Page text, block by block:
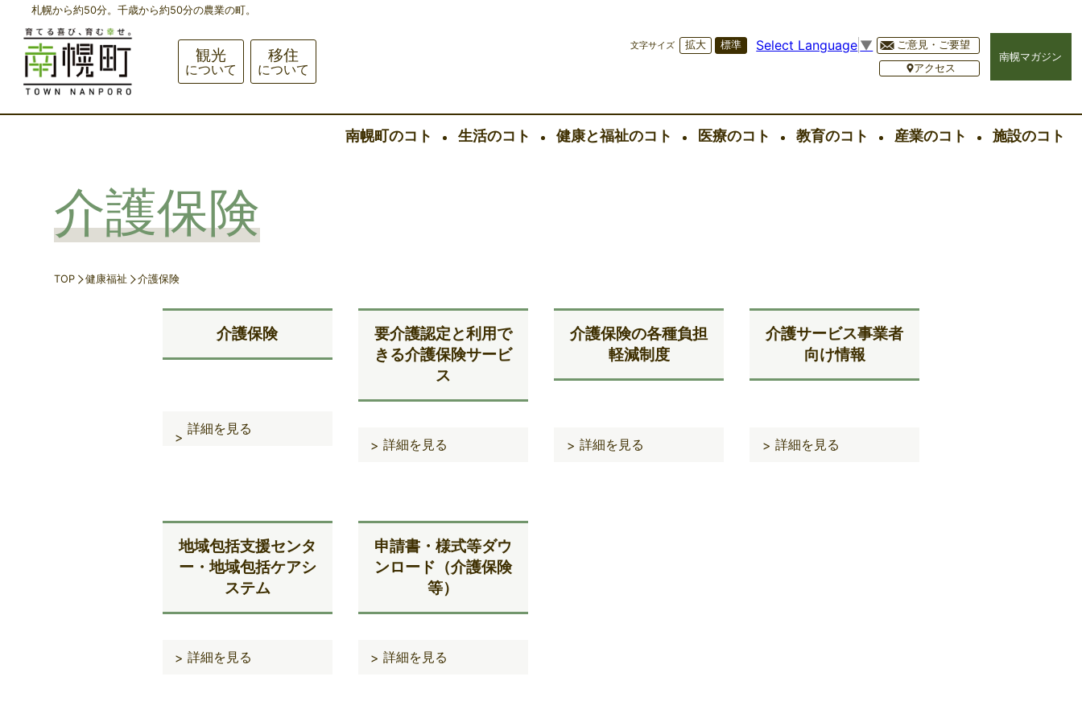
札幌から約50分。千歳から約50分の農業の町。
観光
について
移住
について
文字サイズ 拡大 標準 Select Language ▼
ご意見・ご要望
アクセス
南幌マガジン
南幌町のコト 生活のコト 健康と福祉のコト 医療のコト 教育のコト 産業のコト 施設のコト
介護保険
TOP 健康福祉 介護保険
介護保険
>
詳細を見る
要介護認定と利用で
きる介護保険サービ
ス
> 詳細を見る
介護保険の各種負担
軽減制度
> 詳細を見る
介護サービス事業者
向け情報
> 詳細を見る
地域包括支援センタ
ー・地域包括ケアシ
ステム
> 詳細を見る
申請書・様式等ダウ
ンロード（介護保険
等）
> 詳細を見る